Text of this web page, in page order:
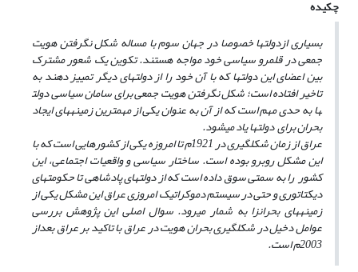
چکیده
بسیاری ازدولتها خصوصا در جهان سوم با مساله شکل نگرفتن هویت
جمعی در قلمرو سیاسی خود مواجه هستند. تکوین یک شعور مشترک
بین اعضای این دولتها که با آن خود را از دولتهای دیگر تمییز دهند به
تاخیر افتاده است؛شکل نگرفتن هویت جمعی برای سامان سیاسی دولت
ها به حدی مهم است که از آن به عنوان یکی از مهمترین زمینههای ایجاد
بحران برای دولتها یاد میشود.
عراق از زمان شکل­گیری در 1921م تا امروزه یکی از کشورهایی است که با
این مشکل روبرو بوده است. ساختار سیاسی و واقعیات اجتماعی، این
کشور را به سمتی سوق داده است که از دولت­های پادشاهی تا حکومت­های
دیکتاتوری و حتی در سیستم دموکراتیک امروزی عراق این مشکل یکی از
زمینه­های بحران­زا به شمار می­رود. سوال اصلی این پژوهش بررسی
عوامل دخیل در شکل­گیری بحران هویت در عراق با تاکید بر عراق بعداز
2003م است.